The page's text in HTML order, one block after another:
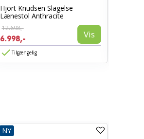
Hjort Knudsen Slagelse
Lænestol Anthracite
12.698,-
6.998,- Vis
Tilgængelig
NY